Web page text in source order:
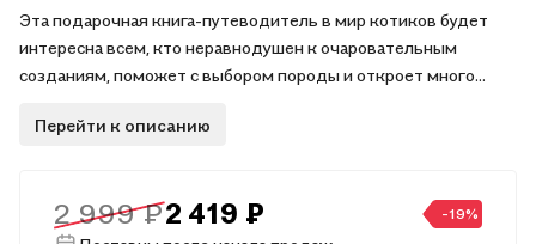
Эта подарочная книга-путеводитель в мир котиков будет
интересна всем, кто неравнодушен к очаровательным
созданиям, поможет с выбором породы и откроет много
есть. Познавательный текст сопровождается
созданных художницей Анастасией Качаловой. На страницах
энциклопедии, помимо информации о 80 породах, включая их
Перейти к описанию
2 999 ₽2 419 ₽ -19%